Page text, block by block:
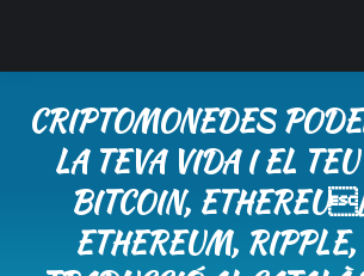
CRIPTOMONEDES
LA TEVA VIDA I EL
BITCOIN,
ETHEREUM, RIPPLE,